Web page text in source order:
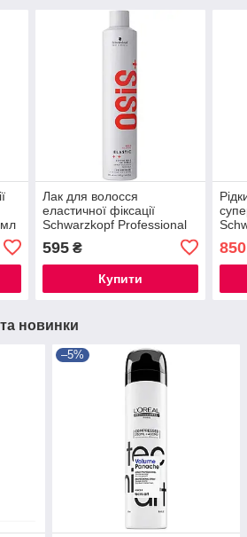
Лак для волосся
еластичної фіксації
Schwarzkopf Professional
595₴
Купити
hold
850
та новинки
–5%